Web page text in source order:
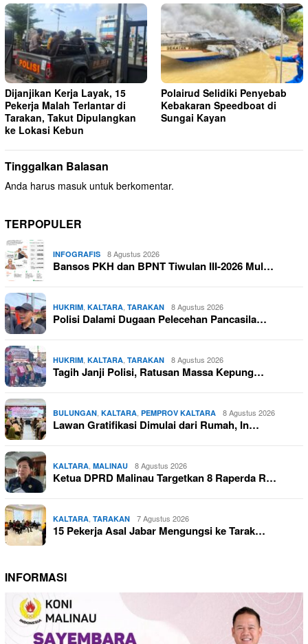
Dijanjikan Kerja Layak, 15
Pekerja Malah Terlantar di
Tarakan, Takut Dipulangkan
ke Lokasi Kebun
Polairud Selidiki Penyebab
Kebakaran Speedboat di
Sungai Kayan
Tinggalkan Balasan
Anda harus masuk untuk berkomentar.
TERPOPULER
INFOGRAFIS 8 Agustus 2026
Bansos PKH dan BPNT Tiwulan III-2026 Mul…
HUKRIM KALTARA TARAKAN 8 Agustus 2026
Polisi Dalami Dugaan Pelecehan Pancasila…
HUKRIM KALTARA TARAKAN 8 Agustus 2026
Tagih Janji Polisi, Ratusan Massa Kepung…
BULUNGAN KALTARA PEMPROV KALTARA 8 Agustus 2026
Lawan Gratifikasi Dimulai dari Rumah, In…
KALTARA MALINAU 8 Agustus 2026
Ketua DPRD Malinau Targetkan 8 Raperda R…
KALTARA TARAKAN 7 Agustus 2026
15 Pekerja Asal Jabar Mengungsi ke Tarak…
INFORMASI